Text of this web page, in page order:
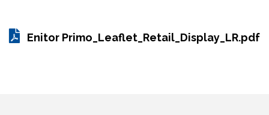
Enitor Primo_Leaflet_Retail_Display_LR.pdf